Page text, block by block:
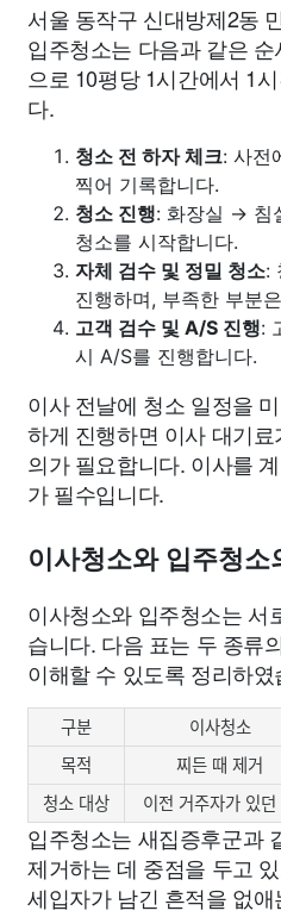
서울 동작구 신대방제2동
입주청소는 다음과 같은
으로 10평당 1시간에서 1
다.
청소 전 하자 체크: 사전
찍어 기록합니다.
청소 진행: 화장실 → 침
청소를 시작합니다.
자체 검수 및 정밀 청소:
진행하며, 부족한 부분
고객 검수 및 A/S 진행:
시 A/S를 진행합니다.
이사 전날에 청소 일정을
하게 진행하면 이사 대기
의가 필요합니다. 이사를
가 필수입니다.
이사청소와 입주청소
이사청소와 입주청소는 서
습니다. 다음 표는 두 종류
이해할 수 있도록 정리하였
구분 이사청소
목적
찌든 때 제거
청소 대상
이전 거주자가 있던
입주청소는 새집증후군과
제거하는 데 중점을 두고
세입자가 남긴 흔적을 없